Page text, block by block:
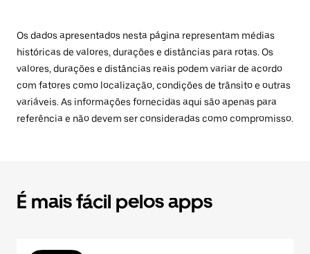
Os dados apresentados nesta página representam médias
históricas de valores, durações e distâncias para rotas. Os
valores, durações e distâncias reais podem variar de acordo
com fatores como localização, condições de trânsito e outras
variáveis. As informações fornecidas aqui são apenas para
referência e não devem ser consideradas como compromisso.
É mais fácil pelos apps